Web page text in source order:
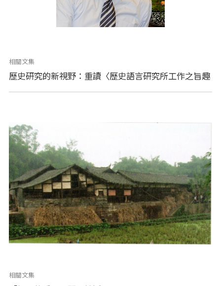
相關文集
歷史研究的新視野：重讀〈歷史語言研究所工作之旨趣
相關文集